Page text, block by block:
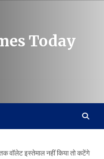
Today
वॉलेट इस्तेमाल नहीं किया तो कटेंगे